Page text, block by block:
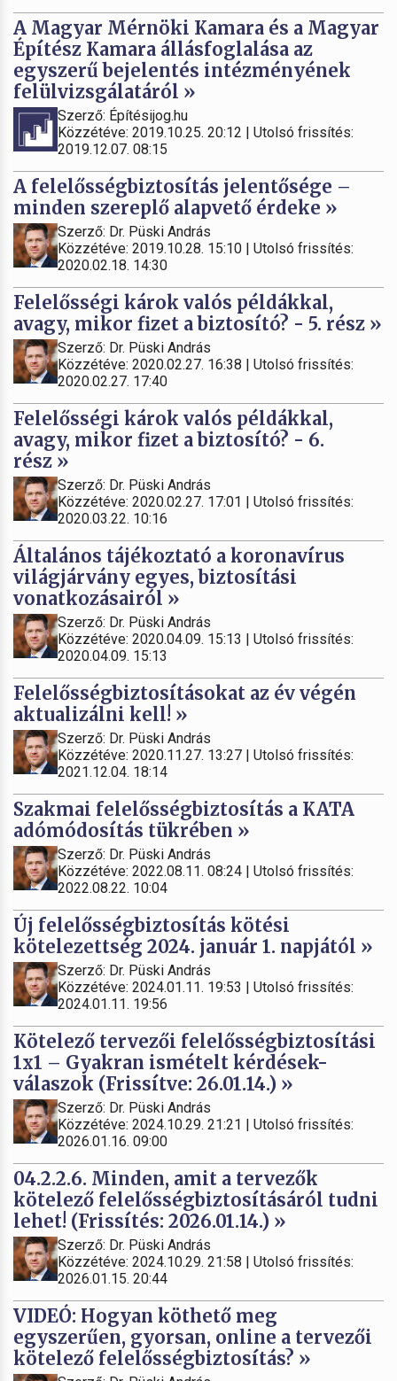
A Magyar Mérnöki Kamara és a Magyar
Építész Kamara állásfoglalása az
egyszerű bejelentés intézményének
felülvizsgálatáról »
Szerző: Építésijog.hu
Közzétéve: 2019.10.25. 20:12 | Utolsó frissítés:
2019.12.07. 08:15
A felelősségbiztosítás jelentősége –
minden szereplő alapvető érdeke »
Szerző: Dr. Püski András
Közzétéve: 2019.10.28. 15:10 | Utolsó frissítés:
2020.02.18. 14:30
Felelősségi károk valós példákkal,
avagy, mikor fizet a biztosító? - 5. rész »
Szerző: Dr. Püski András
Közzétéve: 2020.02.27. 16:38 | Utolsó frissítés:
2020.02.27. 17:40
Felelősségi károk valós példákkal,
avagy, mikor fizet a biztosító? - 6.
rész »
Szerző: Dr. Püski András
Közzétéve: 2020.02.27. 17:01 | Utolsó frissítés:
2020.03.22. 10:16
Általános tájékoztató a koronavírus
világjárvány egyes, biztosítási
vonatkozásairól »
Szerző: Dr. Püski András
Közzétéve: 2020.04.09. 15:13 | Utolsó frissítés:
2020.04.09. 15:13
Felelősségbiztosításokat az év végén
aktualizálni kell! »
Szerző: Dr. Püski András
Közzétéve: 2020.11.27. 13:27 | Utolsó frissítés:
2021.12.04. 18:14
Szakmai felelősségbiztosítás a KATA
adómódosítás tükrében »
Szerző: Dr. Püski András
Közzétéve: 2022.08.11. 08:24 | Utolsó frissítés:
2022.08.22. 10:04
Új felelősségbiztosítás kötési
kötelezettség 2024. január 1. napjától »
Szerző: Dr. Püski András
Közzétéve: 2024.01.11. 19:53 | Utolsó frissítés:
2024.01.11. 19:56
Kötelező tervezői felelősségbiztosítási
1x1 – Gyakran ismételt kérdések-
válaszok (Frissítve: 26.01.14.) »
Szerző: Dr. Püski András
Közzétéve: 2024.10.29. 21:21 | Utolsó frissítés:
2026.01.16. 09:00
04.2.2.6. Minden, amit a tervezők
kötelező felelősségbiztosításáról tudni
lehet! (Frissítés: 2026.01.14.) »
Szerző: Dr. Püski András
Közzétéve: 2024.10.29. 21:58 | Utolsó frissítés:
2026.01.15. 20:44
VIDEÓ: Hogyan köthető meg
egyszerűen, gyorsan, online a tervezői
kötelező felelősségbiztosítás? »